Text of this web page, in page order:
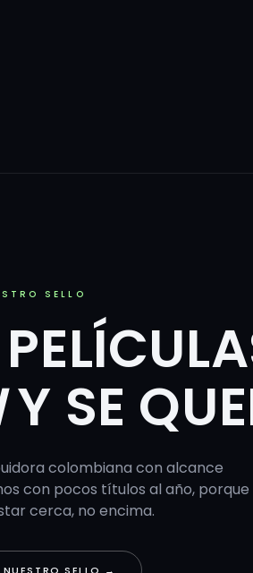
SELLO
Y SE
colombiana con alcance
con pocos títulos al año, porque
cerca, no encima.
SELLO →